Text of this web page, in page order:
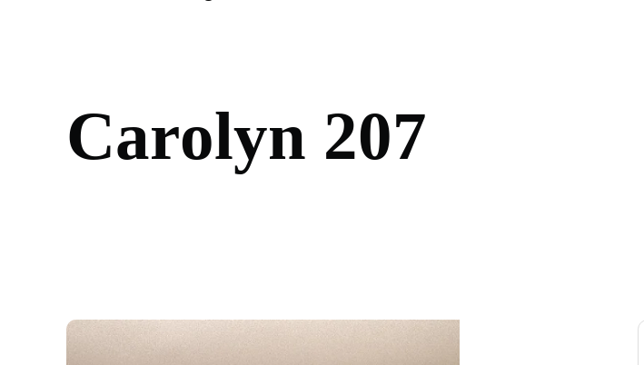
Carolyn 207